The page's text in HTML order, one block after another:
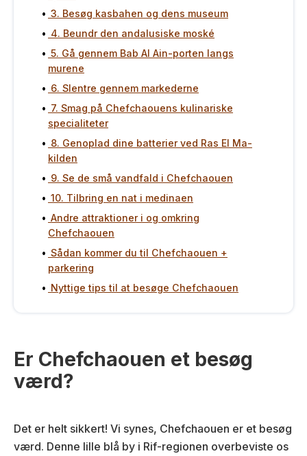
3. Besøg kasbahen og dens museum
4. Beundr den andalusiske moské
5. Gå gennem Bab Al Ain-porten langs
murene
6. Slentre gennem markederne
7. Smag på Chefchaouens kulinariske
specialiteter
8. Genoplad dine batterier ved Ras El Ma-
kilden
9. Se de små vandfald i Chefchaouen
10. Tilbring en nat i medinaen
Andre attraktioner i og omkring
Chefchaouen
Sådan kommer du til Chefchaouen +
parkering
Nyttige tips til at besøge Chefchaouen
Er Chefchaouen et besøg
værd?
Det er helt sikkert! Vi synes, Chefchaouen er et besøg
værd. Denne lille blå by i Rif-regionen overbeviste os